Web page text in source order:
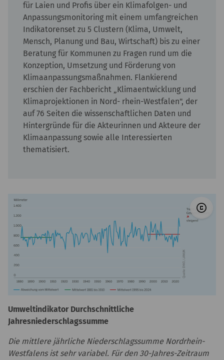
für Laien und Profis über ein Klimafolgen- und
Anpassungsmonitoring mit einem umfangreichen
Indikatorenset zu 5 Clustern (Klima, Umwelt,
Mensch, Planung und Bau, Wirtschaft) bis zu einer
Beratung für Kommunen zu Fragen rund um die
Konzeption, Umsetzung und Förderung von
Klimaanpassungsmaßnahmen. Flankierend
erschien der Fachbericht „Klimaentwicklung und
Klimaprojektionen in Nord- rhein-Westfalen", der
auf 76 Seiten die wissenschaftlichen Daten und
Hintergründe für die Akteurinnen und Akteure der
Klimaanpassung sowie alle Interessierten
thematisiert.
copyright
Umweltindikator Durchschnittliche
Jahresniederschlagssumme
Die mittlere jährliche Niederschlagssumme Nordrhein-
Westfalens ist sehr variabel. Für den 30-Jahres-Zeitraum